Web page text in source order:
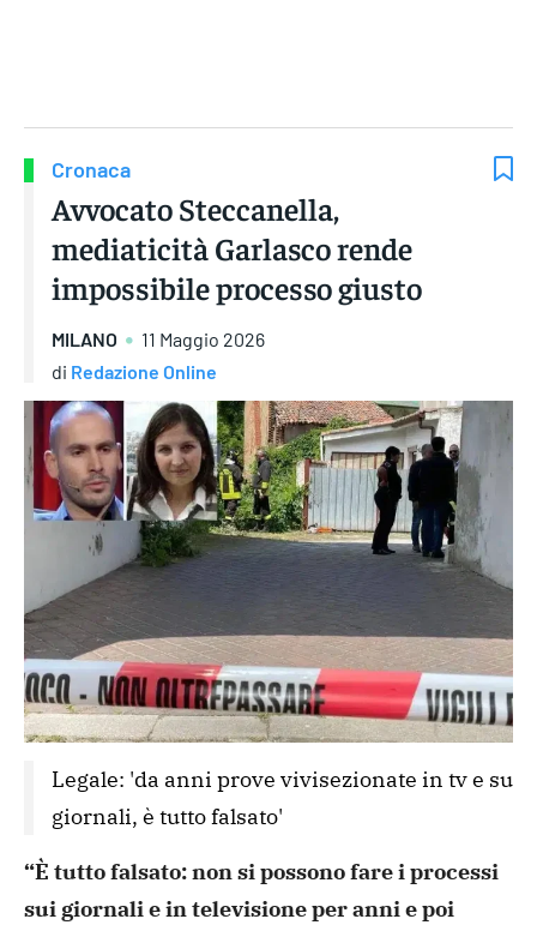
Cronaca
Avvocato Steccanella,
mediaticità Garlasco rende
impossibile processo giusto
MILANO
11 Maggio 2026
di Redazione Online
Legale: 'da anni prove vivisezionate in tv e su
giornali, è tutto falsato'
“È tutto falsato: non si possonofare i processi
sui giornali e in televisione per anni e poi